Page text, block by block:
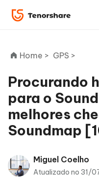
ReiBoot
for iOS
PDNob
Editor
Home > GPS >
Procurando
para o
melhores
Soundmap
Miguel Coelho
Atualizado no 31/